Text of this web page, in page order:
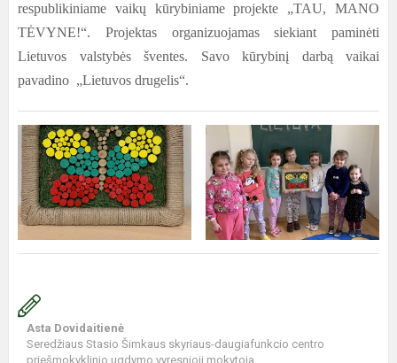
respublikiniame vaikų kūrybiniame projekte „TAU, MANO
TĖVYNE!“. Projektas organizuojamas siekiant paminėti
Lietuvos valstybės šventes. Savo kūrybinį darbą vaikai
pavadino „Lietuvos drugelis“.
Asta Dovidaitienė
Seredžiaus Stasio Šimkaus skyriaus-daugiafunkcio centro
priešmokyklinio ugdymo vyresnioji mokytoja